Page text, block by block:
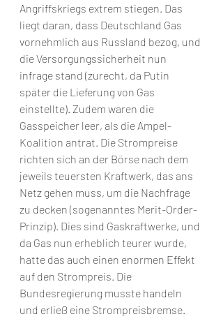
Angriffskriegs extrem stiegen. Das
liegt daran, dass Deutschland Gas
vornehmlich aus Russland bezog, und
die Versorgungssicherheit nun
infrage stand (zurecht, da Putin
später die Lieferung von Gas
einstellte). Zudem waren die
Gasspeicher leer, als die Ampel-
Koalition antrat. Die Strompreise
richten sich an der Börse nach dem
jeweils teuersten Kraftwerk, das ans
Netz gehen muss, um die Nachfrage
zu decken (sogenanntes Merit-Order-
Prinzip). Dies sind Gaskraftwerke, und
da Gas nun erheblich teurer wurde,
hatte das auch einen enormen Effekt
auf den Strompreis. Die
Bundesregierung musste handeln
und erließ eine Strompreisbremse.